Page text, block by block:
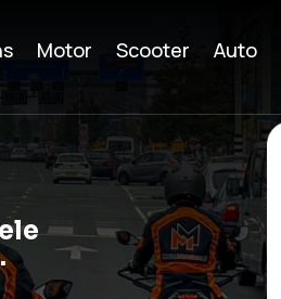
Motor Scooter Auto